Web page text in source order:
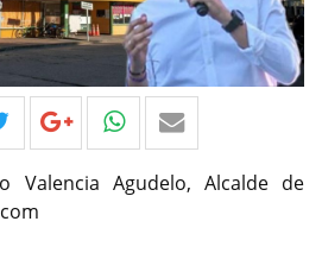
Valencia Agudelo, Alcalde de